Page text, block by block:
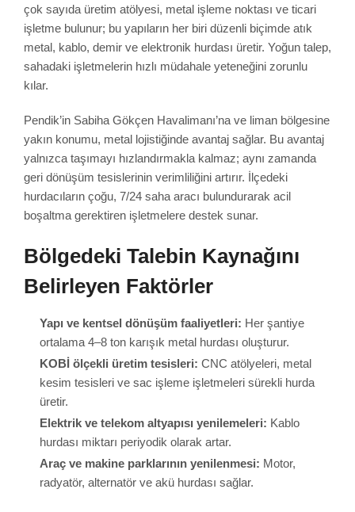
çok sayıda üretim atölyesi, metal işleme noktası ve ticari
işletme bulunur; bu yapıların her biri düzenli biçimde atık
metal, kablo, demir ve elektronik hurdası üretir. Yoğun talep,
sahadaki işletmelerin hızlı müdahale yeteneğini zorunlu
kılar.
Pendik’in Sabiha Gökçen Havalimanı’na ve liman bölgesine
yakın konumu, metal lojistiğinde avantaj sağlar. Bu avantaj
yalnızca taşımayı hızlandırmakla kalmaz; aynı zamanda
geri dönüşüm tesislerinin verimliliğini artırır. İlçedeki
hurdacıların çoğu, 7/24 saha aracı bulundurarak acil
boşaltma gerektiren işletmelere destek sunar.
Bölgedeki Talebin Kaynağını
Belirleyen Faktörler
Yapı ve kentsel dönüşüm faaliyetleri: Her şantiye
ortalama 4–8 ton karışık metal hurdası oluşturur.
KOBİ ölçekli üretim tesisleri: CNC atölyeleri, metal
kesim tesisleri ve sac işleme işletmeleri sürekli hurda
üretir.
Elektrik ve telekom altyapısı yenilemeleri: Kablo
hurdası miktarı periyodik olarak artar.
Araç ve makine parklarının yenilenmesi: Motor,
radyatör, alternatör ve akü hurdası sağlar.